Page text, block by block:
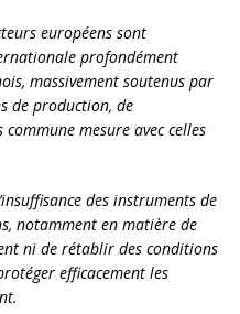
européens sont
profondément
massivement soutenus par
de production, de
mesure avec celles
des instruments de
notamment en matière de
ni de rétablir des conditions
efficacement les